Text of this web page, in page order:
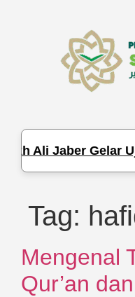
Ali Jaber Gelar
Tag:
Mengenal
Qur’an